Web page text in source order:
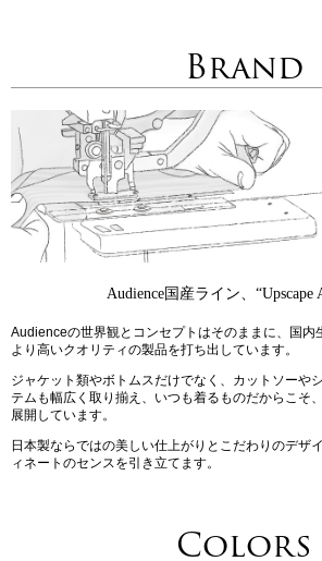
Brand
Audience国産ライン、“Upscape
Audienceの世界観とコンセプトはそのままに、国内
より高いクオリティの製品を打ち出しています。
ジャケット類やボトムスだけでなく、カットソーや
テムも幅広く取り揃え、いつも着るものだからこそ
展開しています。
日本製ならではの美しい仕上がりとこだわりのデザ
ィネートのセンスを引き立てます。
Colors